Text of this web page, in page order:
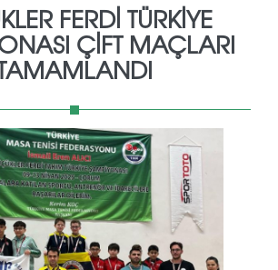
FERDI TÜRKIYE
ÇIFT MAÇLARI